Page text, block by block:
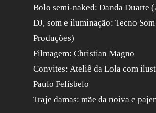
Bolo semi-naked: Danda Duarte
DJ, som e iluminação: Tecno
Produções)
Filmagem: Christian Magno
Convites: Ateliê da Lola com
Paulo Felisbelo
Traje damas: mãe da noiva e